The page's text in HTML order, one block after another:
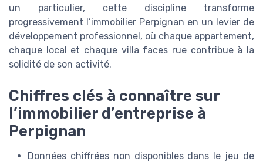
un particulier, cette discipline transforme
progressivement l’immobilier Perpignan en un levier de
développement professionnel, où chaque appartement,
chaque local et chaque villa faces rue contribue à la
solidité de son activité.
Chiffres clés à connaître sur
l’immobilier d’entreprise à
Perpignan
Données chiffrées non disponibles dans le jeu de